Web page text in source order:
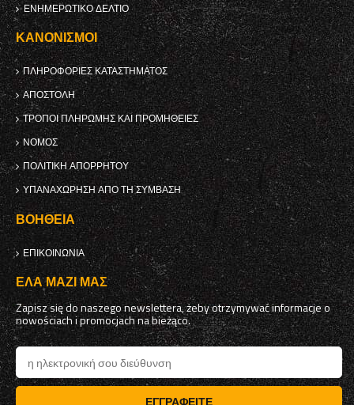
ΕΝΗΜΕΡΩΤΙΚΌ ΔΕΛΤΊΟ
ΚΑΝΟΝΙΣΜΟΊ
ΠΛΗΡΟΦΟΡΊΕΣ ΚΑΤΑΣΤΉΜΑΤΟΣ
ΑΠΟΣΤΟΛΉ
ΤΡΌΠΟΙ ΠΛΗΡΩΜΉΣ ΚΑΙ ΠΡΟΜΉΘΕΙΕΣ
ΝΌΜΟΣ
ΠΟΛΙΤΙΚΉ ΑΠΟΡΡΉΤΟΥ
ΥΠΑΝΑΧΏΡΗΣΗ ΑΠΌ ΤΗ ΣΎΜΒΑΣΗ
ΒΟΉΘΕΙΑ
ΕΠΙΚΟΙΝΩΝΊΑ
ΈΛΑ ΜΑΖΊ ΜΑΣ
Zapisz się do naszego newslettera, żeby otrzymywać informacje o
nowościach i promocjach na bieżąco.
ΕΓΓΡΑΦΕΊΤΕ